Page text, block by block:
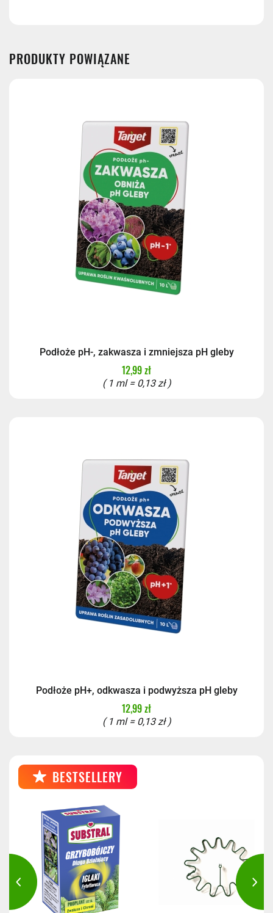
Kurier InPost - przedpłata
14,99 zł
Kurier GLS
Kurier GLS - przedpłata
PRODUKTY POWIĄZANE
Podłoże pH-, zakwasza i zmniejsza pH gleby
12,99 zł
( 1 ml = 0,13 zł )
Podłoże pH+, odkwasza i podwyższa pH gleby
12,99 zł
( 1 ml = 0,13 zł )
BESTSELLERY